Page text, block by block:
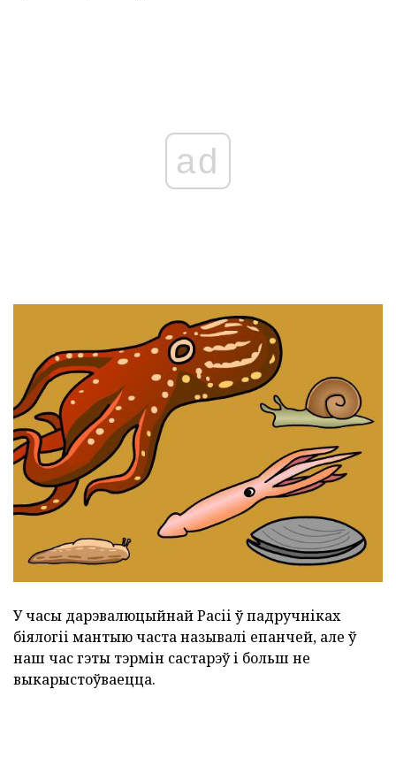
ad
У часы дарэвалюцыйнай Расіі ў падручніках
біялогіі мантыю часта называлі епанчей, але ў
наш час гэты тэрмін састарэў і больш не
выкарыстоўваецца.